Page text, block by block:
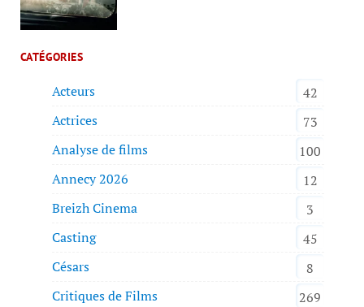
CATÉGORIES
Acteurs
42
Actrices
73
Analyse de films
100
Annecy 2026
12
Breizh Cinema
3
Casting
45
Césars
8
Critiques de Films
269